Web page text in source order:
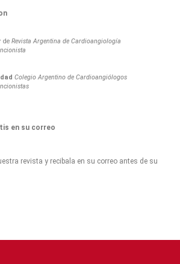
deRevista Argentina de Cardioangiología
Colegio Argentino de Cardioangiólogos
en su correo
revista y recibala en su correo antes de su